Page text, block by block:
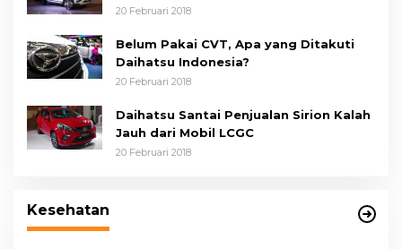
20 Februari 2018
Belum Pakai CVT, Apa yang Ditakuti
Daihatsu Indonesia?
20 Februari 2018
Daihatsu Santai Penjualan Sirion Kalah
Jauh dari Mobil LCGC
20 Februari 2018
Kesehatan